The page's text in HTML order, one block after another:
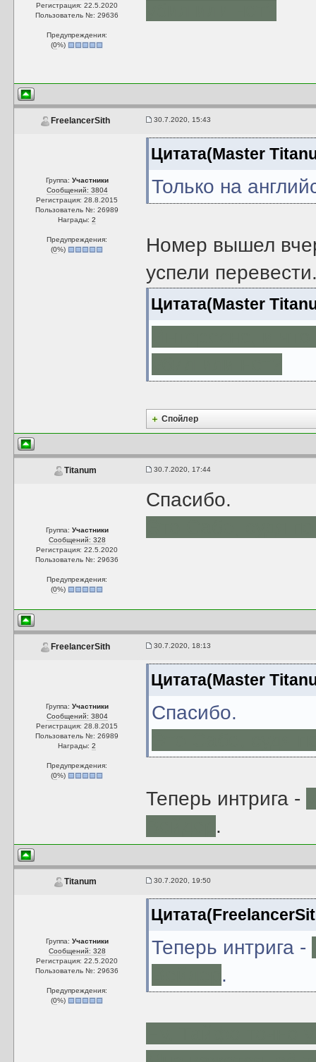
Регистрация: 22.5.2020
Пользователь №: 29636
Предупреждения:
(0%)
FreelancerSith 30.7.2020, 15:43
Группа: Участники
Сообщений: 3804
Регистрация: 28.8.2015
Пользователь №: 26989
Награды:2
Предупреждения:
(0%)
Цитата(Master
Только на
Номер вышел
успели
Цитата(Master
Спойлер
Titanum 30.7.2020, 17:44
Группа: Участники
Сообщений: 328
Регистрация: 22.5.2020
Пользователь №: 29636
Предупреждения:
(0%)
Спасибо.
FreelancerSith 30.7.2020, 18:13
Группа: Участники
Сообщений: 3804
Регистрация: 28.8.2015
Пользователь №: 26989
Награды:2
Предупреждения:
(0%)
Цитата(Master
Спасибо.
Теперь интрига -
.
Titanum 30.7.2020, 19:50
Группа: Участники
Сообщений: 328
Регистрация: 22.5.2020
Пользователь №: 29636
Предупреждения:
(0%)
Теперь интрига -
.